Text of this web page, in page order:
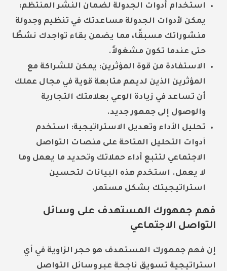
استخدام أدوات الجدولة لضمان النشر المنتظم:
يمكن لأدوات الجدولة مساعدتك في تنظيم وجدولة
منشوراتك مسبقًا، مما يضمن بقاء تواجدك نشطًا
حتى عندما تكون مشغولاً.
الاستفادة من قوة المؤثرين: يمكن للشراكة مع
المؤثرين الذين لديهم متابعة قوية في مجال عملك
أن تساعد في زيادة الوعي بعلامتك التجارية
والوصول إلى جمهور جديد.
تحليل الأداء وتعديل الاستراتيجية: استخدم
أدوات التحليل المتاحة على منصات التواصل
الاجتماعي لتتبع أداء حملاتك وتحديد ما يعمل وما
لا يعمل. استخدم هذه البيانات لتحسين
استراتيجيتك بشكل مستمر.
فهم جمهورك المستهدف على وسائل
التواصل الاجتماعي
إن فهم جمهورك المستهدف هو حجر الزاوية في أي
استراتيجية تسويق ناجحة عبر وسائل التواصل